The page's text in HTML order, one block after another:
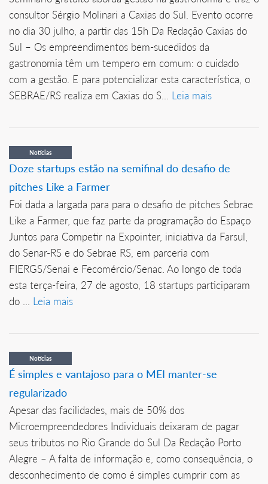
consultor Sérgio Molinari a Caxias do Sul. Evento ocorre
no dia 30 julho, a partir das 15h Da Redação Caxias do
Sul – Os empreendimentos bem-sucedidos da
gastronomia têm um tempero em comum: o cuidado
com a gestão. E para potencializar esta característica, o
SEBRAE/RS realiza em Caxias do S... Leia mais
Notícias
Doze startups estão na semifinal do desafio de
pitches Like a Farmer
Foi dada a largada para para o desafio de pitches Sebrae
Like a Farmer, que faz parte da programação do Espaço
Juntos para Competir na Expointer, iniciativa da Farsul,
do Senar-RS e do Sebrae RS, em parceria com
FIERGS/Senai e Fecomércio/Senac. Ao longo de toda
esta terça-feira, 27 de agosto, 18 startups participaram
do ... Leia mais
Notícias
É simples e vantajoso para o MEI manter-se
regularizado
Apesar das facilidades, mais de 50% dos
Microempreendedores Individuais deixaram de pagar
seus tributos no Rio Grande do Sul Da Redação Porto
Alegre – A falta de informação e, como consequência, o
desconhecimento de como é simples cumprir com as